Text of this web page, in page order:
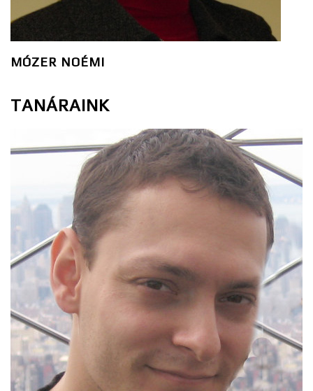
MÓZER NOÉMI
TANÁRAINK